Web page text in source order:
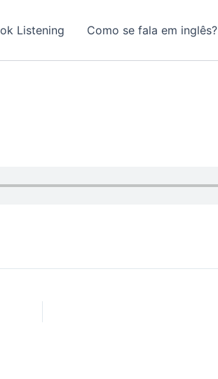
Listening Como se fala em inglês?